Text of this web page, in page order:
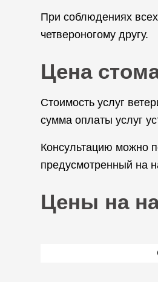
При соблюдениях
четвероногому другу.
Цена
Стоимость услуг
сумма оплаты услуг
Консультацию можно
предусмотренный на
Цены на